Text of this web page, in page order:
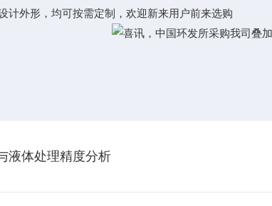
计外形，均可按需定制，欢迎新来用户前来选购
液体处理精度分析